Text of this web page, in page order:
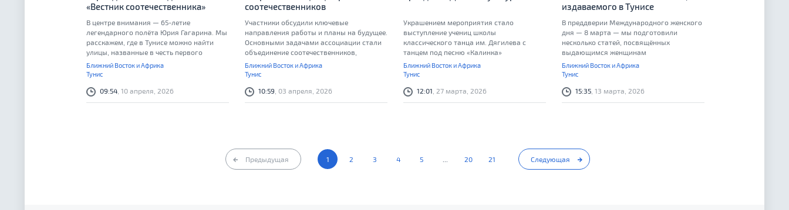
«Вестник соотечественника»
В центре внимания — 65-летие
легендарного полёта Юрия Гагарина. Мы
расскажем, где в Тунисе можно найти
улицы, названные в честь первого
космонавта. А если вы хотите встретить
настоящего космонавта — в этом номере
Ближний Восток и Африка
Тунис
09:54 , 10 апреля, 2026
соотечественников
Участники обсудили ключевые
направления работы и планы на будущее.
Основными задачами ассоциации стали
объединение соотечественников,
сохранение русского языка и культуры, а
также развитие российско-тунисского
Ближний Восток и Африка
Тунис
10:59 , 03 апреля, 2026
Украшением мероприятия стало
выступление учениц школы
классического танца им. Дягилева с
танцем под песню «Калинка»
Ближний Восток и Африка
Тунис
12:01 , 27 марта, 2026
издаваемого в Тунисе
В преддверии Международного женского
дня — 8 марта — мы подготовили
несколько статей, посвящённых
выдающимся женщинам
Ближний Восток и Африка
Тунис
15:35 , 13 марта, 2026
Предыдущая 1 2 3 4 5 20 21 Следующая